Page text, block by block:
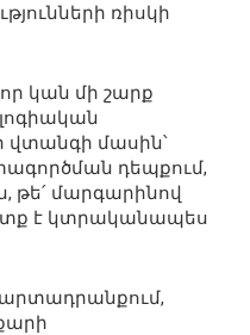
ռիսկի
կան մի շարք
վտանգի մասին՝
դեպքում,
թե՛ մարգարինով
է կտրականապես
արտադրանքում,